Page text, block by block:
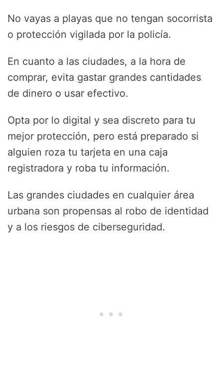
No vayas a playas que no tengan socorrista
o protección vigilada por la policía.
En cuanto a las ciudades, a la hora de
comprar, evita gastar grandes cantidades
de dinero o usar efectivo.
Opta por lo digital y sea discreto para tu
mejor protección, pero está preparado si
alguien roza tu tarjeta en una caja
registradora y roba tu información.
Las grandes ciudades en cualquier área
urbana son propensas al robo de identidad
y a los riesgos de ciberseguridad.